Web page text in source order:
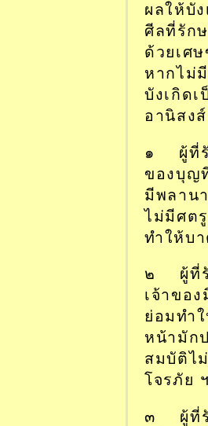
ผลให้บั
ศีลที่รัก
ด้วยเศ
หากไม่
บังเกิด
อานิสง
๑ ผู้ที่รั
ของบุญ
มีพลาน
ไม่มีศต
ทำให้บ
๒ ผู้ที่รั
เจ้าขอ
ย่อมทำ
หน้ามัก
สมบัติไ
โจรภัย
๓ ผู้ที่รั